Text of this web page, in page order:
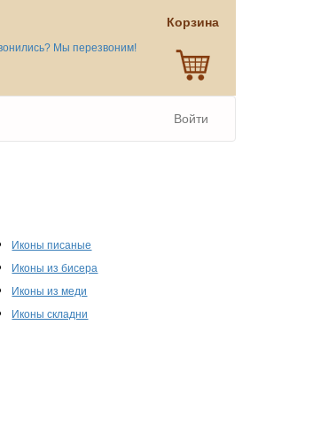
Мы перезвоним!
Корзина
Войти
Иконы писаные
Иконы из бисера
Иконы из меди
Иконы складни